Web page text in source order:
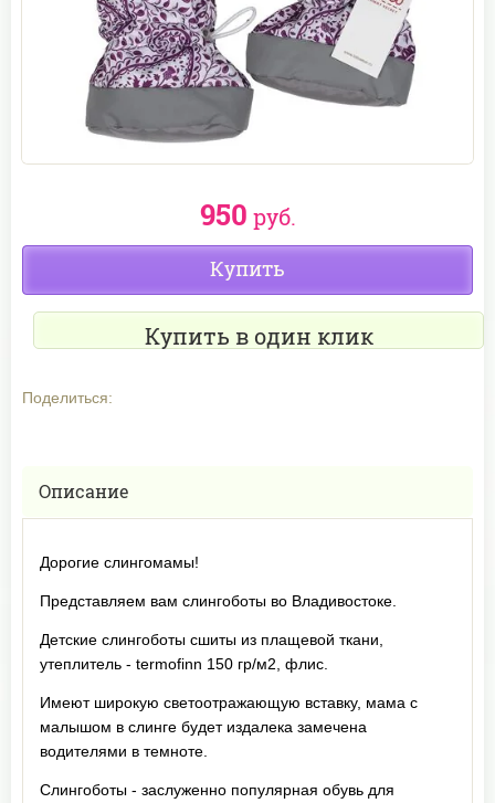
950 руб.
Купить
Купить в один клик
Поделиться:
Описание
Дорогие слингомамы!
Представляем вам слингоботы во Владивостоке.
Детские слингоботы сшиты из плащевой ткани,
утеплитель - termofinn 150 гр/м2, флис.
Имеют широкую светоотражающую вставку, мама с
малышом в слинге будет издалека замечена
водителями в темноте.
Слингоботы - заслуженно популярная обувь для